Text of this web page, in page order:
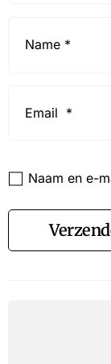
Naam en e-